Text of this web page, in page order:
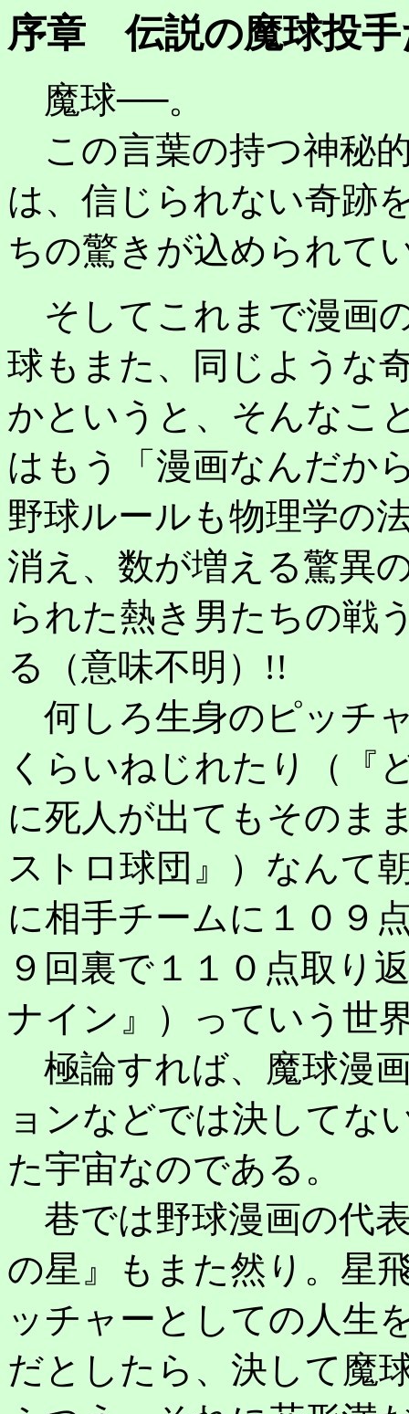
序章 伝説の魔球投
魔球──。
この言葉の持つ神秘
は、信じられない奇跡
ちの驚きが込められて
そしてこれまで漫画
球もまた、同じよう
かというと、そんなこ
はもう「漫画なんだか
野球ルールも物理学の
消え、数が増える驚異
られた熱き男たちの戦
る（意味不明）!!
何しろ生身のピッチ
くらいねじれたり（『
に死人が出てもそのま
ストロ球団』）なんて
に相手チームに１０９
９回裏で１１０点取り
ナイン』）っていう世
極論すれば、魔球漫
ョンなどでは決してな
た宇宙なのである。
巷では野球漫画の代
の星』もまた然り。星
ッチャーとしての人生
だとしたら、決して魔